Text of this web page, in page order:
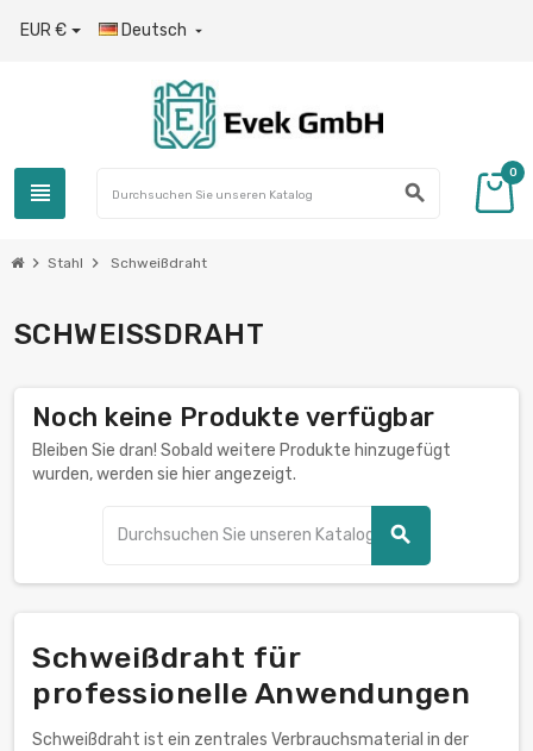
EUR € Deutsch 
view_headline search
0
chevron_right Stahl chevron_right Schweißdraht
SCHWEISSDRAHT
Noch keine Produkte verfügbar
Bleiben Sie dran! Sobald weitere Produkte hinzugefügt
wurden, werden sie hier angezeigt.
search
Schweißdraht für
professionelle Anwendungen
Schweißdraht ist ein zentrales Verbrauchsmaterial in der